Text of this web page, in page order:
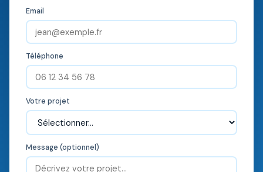
Email
Téléphone
Votre projet
Message (optionnel)